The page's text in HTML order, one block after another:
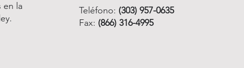
en la
Teléfono: (303) 957-0635
Fax: (866) 316-4995